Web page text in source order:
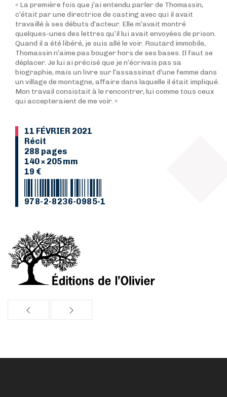
« La première fois que j’ai entendu parler de Thomassin,
c’était par une directrice de casting avec qui il avait
travaillé à ses débuts d’acteur. Elle m’avait montré
quelques-unes des lettres qu’il lui avait envoyées de prison.
Quand il a été libéré, je suis allé le voir. Routard immobile,
Thomassin n’aime pas bouger hors de ses bases. Il faut se
déplacer. Je lui ai précisé que je n’écrivais pas sa
biographie, mais un livre sur l’assassinat d’une femme dans
un village de montagne, affaire dans laquelle il était impliqué.
Mon travail consistait à le rencontrer, lui comme tous ceux
qui accepteraient de me voir. »
11 FÉVRIER 2021
Récit
288 pages
140 × 205 mm
19 €
978-2-8236-0985-1